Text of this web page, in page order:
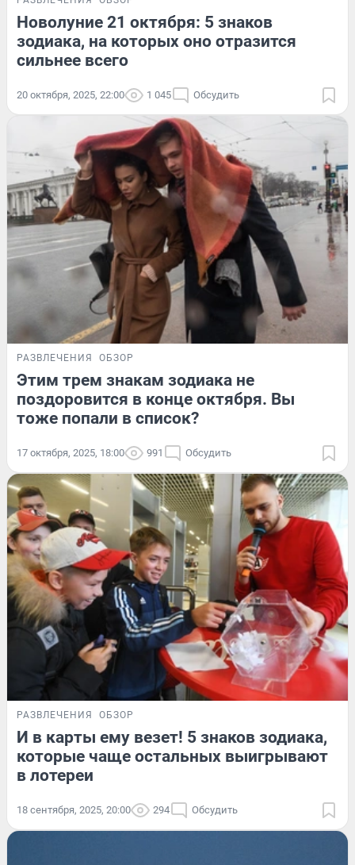
Новолуние 21 октября: 5 знаков
зодиака, на которых оно отразится
сильнее всего
20 октября, 2025, 22:00 1 045 Обсудить
РАЗВЛЕЧЕНИЯ ОБЗОР
Этим трем знакам зодиака не
поздоровится в конце октября. Вы
тоже попали в список?
17 октября, 2025, 18:00 991 Обсудить
РАЗВЛЕЧЕНИЯ ОБЗОР
И в карты ему везет! 5 знаков зодиака,
которые чаще остальных выигрывают
в лотереи
18 сентября, 2025, 20:00 294 Обсудить